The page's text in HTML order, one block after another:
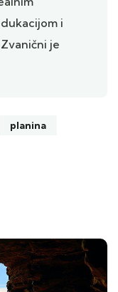
i
je
planina